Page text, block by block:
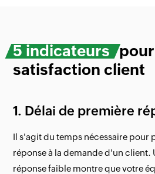
5 indicateurs pour
satisfaction client
1. Délai de première
Il s'agit du temps nécessaire pour
réponse à la demande d'un client.
réponse faible montre que votre